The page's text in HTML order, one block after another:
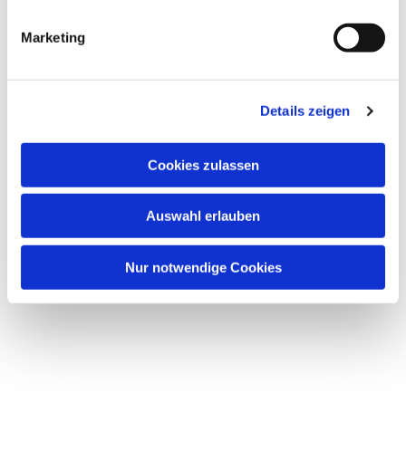
Marketing
Details zeigen
Cookies zulassen
Auswahl erlauben
Nur notwendige Cookies
Dies könnte Sie auch
interessieren